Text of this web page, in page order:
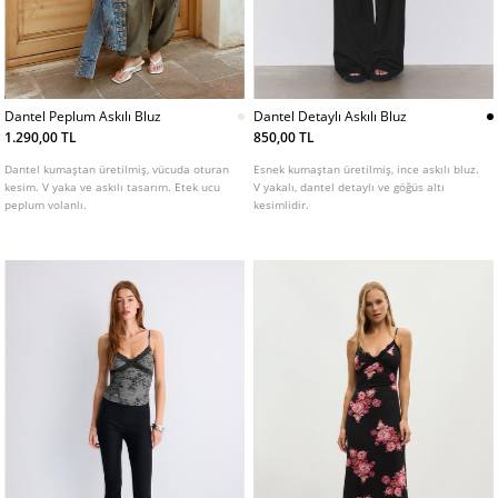
Dantel Peplum Askılı Bluz
1.290,00 TL
Dantel kumaştan üretilmiş, vücuda oturan
kesim. V yaka ve askılı tasarım. Etek ucu
peplum volanlı.
Dantel Detaylı Askılı Bluz
850,00 TL
Esnek kumaştan üretilmiş, ince askılı bluz.
V yakalı, dantel detaylı ve göğüs altı
kesimlidir.